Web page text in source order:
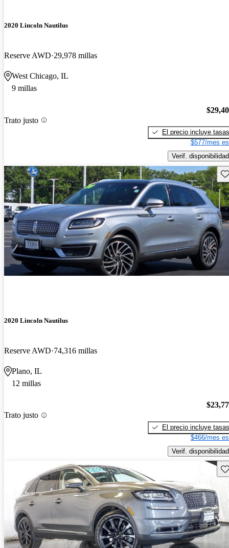
2020 Lincoln Nautilus
Reserve AWD 29,978 millas
West Chicago, IL
9 millas
Trato justo
El precio incluye tasas
$577/mes
Verif. disponibilidad
2020 Lincoln Nautilus
Reserve AWD 74,316 millas
Plano, IL
12 millas
Trato justo
El precio incluye tasas
$466/mes
Verif. disponibilidad